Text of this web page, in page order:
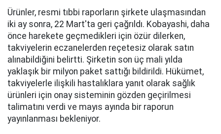
Ürünler, resmi tıbbi raporların şirkete ulaşmasından
iki ay sonra, 22 Mart'ta geri çağrıldı. Kobayashi, daha
önce harekete geçmedikleri için özür dilerken,
takviyelerin eczanelerden reçetesiz olarak satın
alınabildiğini belirtti. Şirketin son üç mali yılda
yaklaşık bir milyon paket sattığı bildirildi. Hükümet,
takviyelerle ilişkili hastalıklara yanıt olarak sağlık
ürünleri için onay sisteminin gözden geçirilmesi
talimatını verdi ve mayıs ayında bir raporun
yayınlanması bekleniyor.